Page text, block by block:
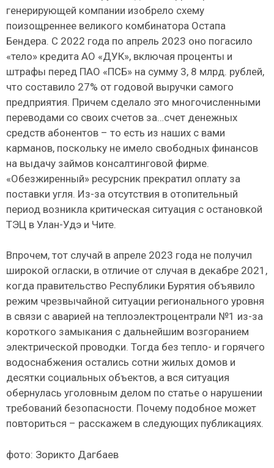
генерирующей компании изобрело схему
поизощреннее великого комбинатора Остапа
Бендера. С 2022 года по апрель 2023 оно погасило
«тело» кредита АО «ДУК», включая проценты и
штрафы перед ПАО «ПСБ» на сумму 3, 8 млрд. рублей,
что составило 27% от годовой выручки самого
предприятия. Причем сделало это многочисленными
переводами со своих счетов за…счет денежных
средств абонентов – то есть из наших с вами
карманов, поскольку не имело свободных финансов
на выдачу займов консалтинговой фирме.
«Обезжиренный» ресурсник прекратил оплату за
поставки угля. Из-за отсутствия в отопительный
период возникла критическая ситуация с остановкой
ТЭЦ в Улан-Удэ и Чите.
Впрочем, тот случай в апреле 2023 года не получил
широкой огласки, в отличие от случая в декабре 2021,
когда правительство Республики Бурятия объявило
режим чрезвычайной ситуации регионального уровня
в связи с аварией на теплоэлектроцентрали №1 из-за
короткого замыкания с дальнейшим возгоранием
электрической проводки. Тогда без тепло- и горячего
водоснабжения остались сотни жилых домов и
десятки социальных объектов, а вся ситуация
обернулась уголовным делом по статье о нарушении
требований безопасности. Почему подобное может
повториться – расскажем в следующих публикациях.
фото: Зорикто Дагбаев